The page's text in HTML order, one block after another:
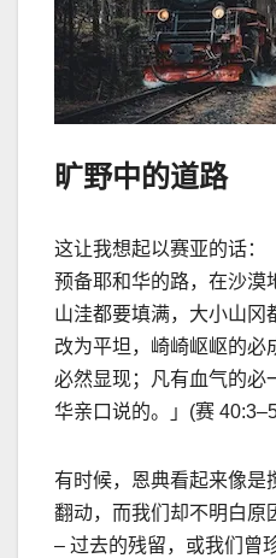
旷野中的道路
这让我想起以赛亚的话：
预备耶和华的路，在沙漠
山洼都要填满，大小山冈
改为平坦，崎崎岖岖的必
必然显现；凡有血气的必
华亲口说的。」 (赛
有时候，恩典看起来像是
翻动，而我们却不明白原
– 过去的残留，或我们曾